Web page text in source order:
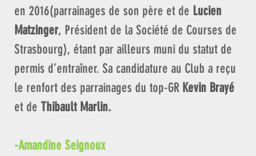
en 2016(parrainages de son père et de Lucien
Matzinger, Président de la Société de Courses de
Strasbourg), étant par ailleurs muni du statut de
permis d’entraîner. Sa candidature au Club a reçu
le renfort des parrainages du top-GR Kevin Brayé
et de Thibault Marlin.
-Amandine Seignoux